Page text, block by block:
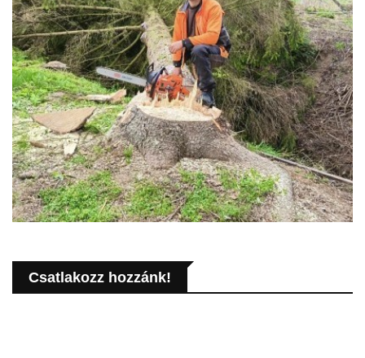
Csatlakozz hozzánk!